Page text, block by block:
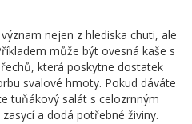
nejen z hlediska chuti, ale
může být ovesná kaše s
která poskytne dostatek
svalové hmoty. Pokud dáváte
tuňákový salát s celozrnným
a dodá potřebné živiny.